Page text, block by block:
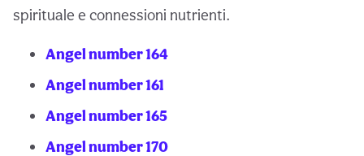
spirituale e connessioni nutrienti.
Angel number 164
Angel number 161
Angel number 165
Angel number 170